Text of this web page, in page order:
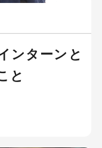
ンターンと
と